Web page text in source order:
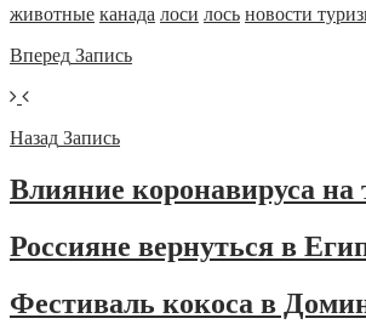
животные канада лоси лось новости
Вперед Запись
Назад Запись
Влияние коронавируса на
Россияне вернуться в
Фестиваль кокоса в